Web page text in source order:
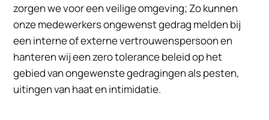
zorgen we voor een veilige omgeving; Zo kunnen
onze medewerkers ongewenst gedrag melden bij
een interne of externe vertrouwenspersoon en
hanteren wij een zero tolerance beleid op het
gebied van ongewenste gedragingen als pesten,
uitingen van haat en intimidatie.